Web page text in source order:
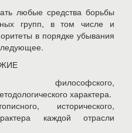
любые средства борьбы
групп, в том числе и
в порядке убывания
философского,
характера.
исторического,
каждой отрасли